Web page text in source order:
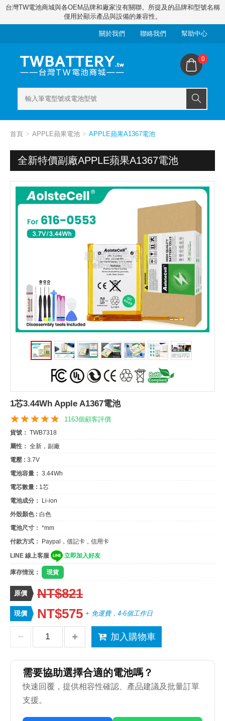
台灣TW電池商城與各OEM品牌和廠家沒有關聯。所提及的品牌和型號名稱
僅用於顯示產品與設備的兼容性。
關於我們 聯絡我們 幫助中心
0
首頁 APPLE蘋果電池 APPLE蘋果A1367電池
全新特價副廠APPLE蘋果A1367電池
1芯3.44Wh Apple A1367電池
1163個顧客評價
貨號： TWB7318
屬性： 全新，副廠
電壓 : 3.7V
電池容量： 3.44Wh
電芯數量 : 1芯
電池成分： Li-ion
外殼顏色 : 白色
電池尺寸： *mm
付款方式： Paypal，借記卡，信用卡
LINE 線上客服
立即加入好友
庫存情況： 現貨
原價 NT$821
現價 NT$575 + 免運費，4-6個工作日
加入購物車
需要協助選擇合適的電池嗎？
快速回覆，提供相容性確認、產品建議及批量訂單
支援。